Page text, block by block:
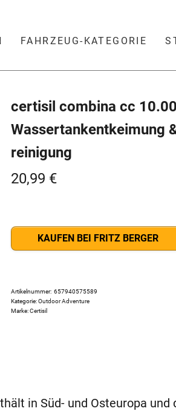
FAHRZEUG-KATEGORIE
certisil combina cc
Wassertankentkeimung
reinigung
20,99 €
KAUFEN BEI FRITZ BERGER
Artikelnummer: 657940575589
Kategorie:Outdoor Adventure
Marke:Certisil
in Süd- und Osteuropa und